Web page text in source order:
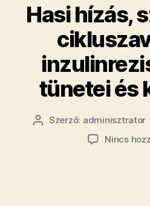
Hasi hízás,
tünetei és
Bejegyzés
Szerző: adminisztrator
Nincs